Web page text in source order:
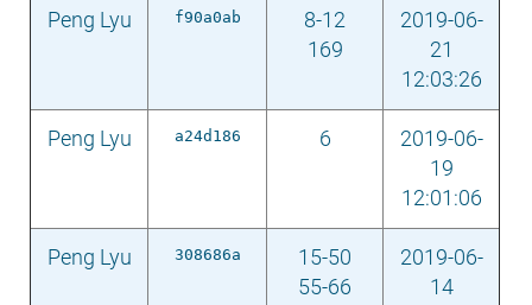
Peng Lyu f90a0ab
8-12
169
2019-06-
21
12:03:26
Peng Lyu a24d186 6
2019-06-
19
12:01:06
Peng Lyu 308686a
15-50
55-66
2019-06-
14